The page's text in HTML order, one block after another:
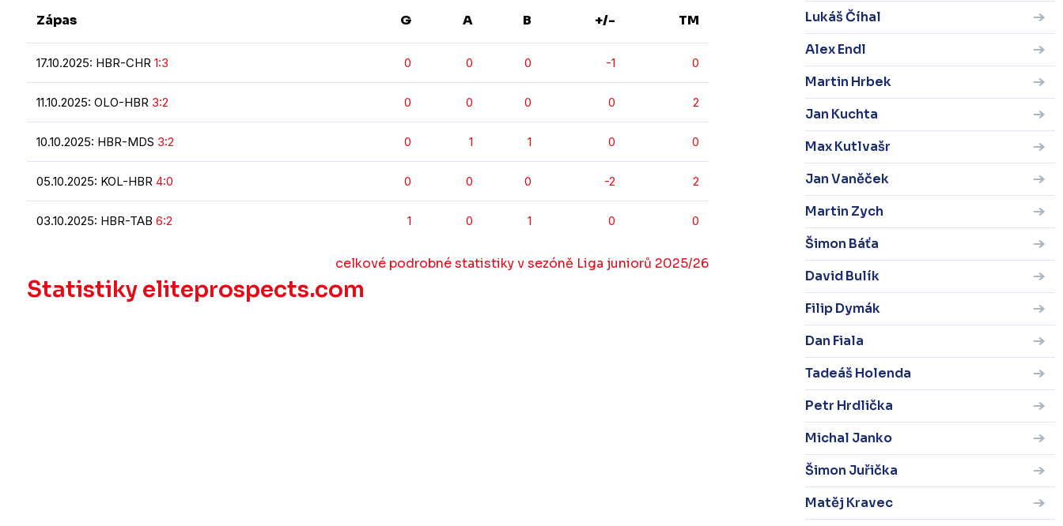
Zápas G A B +/- TM
17.10.2025: HBR-CHR 1:3 0 0 0 -1 0
11.10.2025: OLO-HBR 3:2 0 0 0 0 2
10.10.2025: HBR-MDS 3:2 0 1 1 0 0
05.10.2025: KOL-HBR 4:0 0 0 0 -2 2
03.10.2025: HBR-TAB 6:2 1 0 1 0 0
celkové podrobné statistiky v sezóně Liga juniorů 2025/26
Statistiky eliteprospects.com
Lukáš Číhal
Alex Endl
Martin Hrbek
Jan Kuchta
Max Kutlvašr
Jan Vaněček
Martin Zych
Šimon Báťa
David Bulík
Filip Dymák
Dan Fiala
Tadeáš Holenda
Petr Hrdlička
Michal Janko
Šimon Juřička
Matěj Kravec